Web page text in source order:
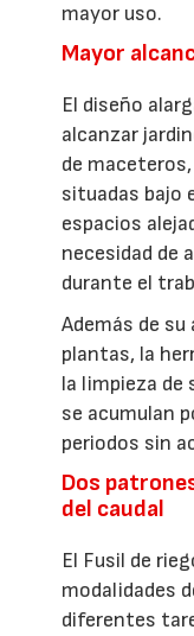
mayor uso.
Mayor
El diseño
alcanzar
de
situadas bajo
espacios
necesidad de
durante el
Además de
plantas, la
la limpieza de
se acumulan
periodos sin
Dos
del caudal
El Fusil de
modalidades
diferentes